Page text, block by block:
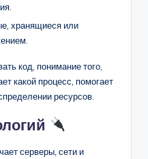
хранящиеся или
код, понимание того,
какой процесс, помогает
ресурсов.
серверы, сети и